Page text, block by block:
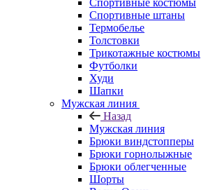
Спортивные костюмы
Спортивные штаны
Термобелье
Толстовки
Трикотажные костюмы
Футболки
Худи
Шапки
Мужская линия
Назад
Мужская линия
Брюки виндстопперы
Брюки горнолыжные
Брюки облегченные
Шорты